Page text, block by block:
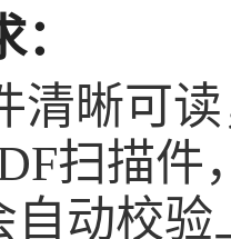
清晰可
扫描
自动校